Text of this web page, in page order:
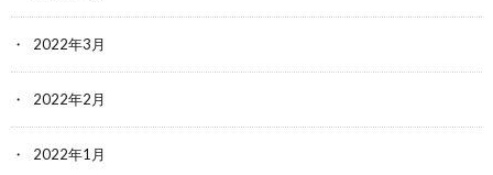
2022年3月
2022年2月
2022年1月